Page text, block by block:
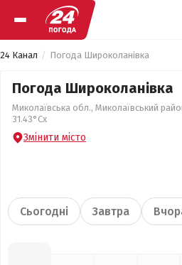
24 Канал Погода Широколанівка
Погода Широколанівка
Миколаївська обл., Миколаївський
31.43°Сх
Змінити місто
Сьогодні Завтра